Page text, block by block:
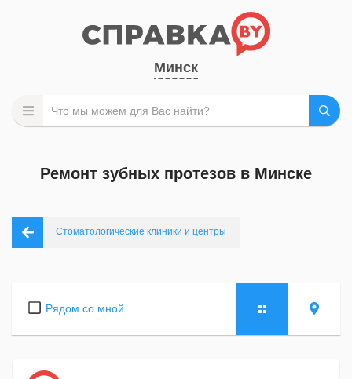
Минск
Ремонт зубных протезов в Минске
Стоматологические клиники и центры
Рядом со мной